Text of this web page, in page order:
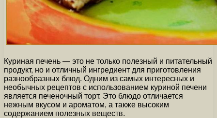
Куриная печень — это не только полезный и питательный
продукт, но и отличный ингредиент для приготовления
разнообразных блюд. Одним из самых интересных и
необычных рецептов с использованием куриной печени
является печеночный торт. Это блюдо отличается
нежным вкусом и ароматом, а также высоким
содержанием полезных веществ.